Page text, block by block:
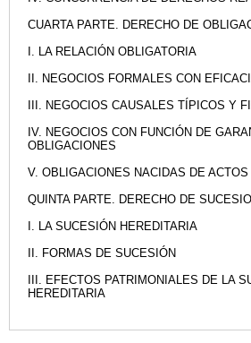
CUARTA PARTE. DERECHO DE
I. LA RELACIÓN OBLIGATORIA
II. NEGOCIOS FORMALES CON
III. NEGOCIOS CAUSALES TÍPICOS Y
IV. NEGOCIOS CON FUNCIÓN DE
OBLIGACIONES
V. OBLIGACIONES NACIDAS DE
QUINTA PARTE. DERECHO DE
I. LA SUCESIÓN HEREDITARIA
II. FORMAS DE SUCESIÓN
III. EFECTOS PATRIMONIALES DE LA
HEREDITARIA